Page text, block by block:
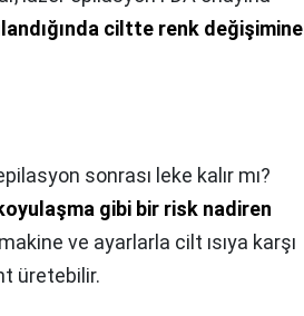
ciltte renk değişimine
sonrası leke kalır mı?
gibi bir risk nadiren
ve ayarlarla cilt ısıya karşı
üretebilir.